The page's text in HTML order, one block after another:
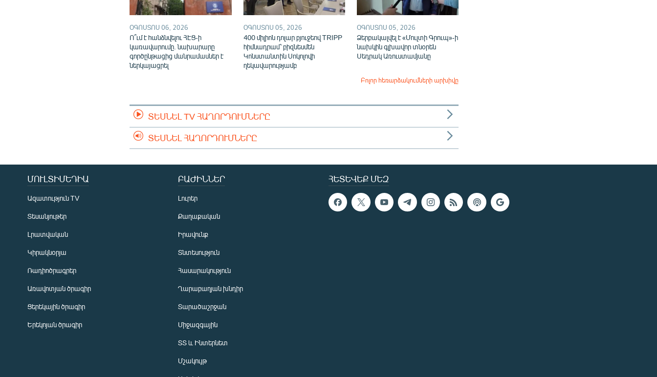
ՕԳՈՍՏՈՍ 06, 2026
Ո՞ւմ է հանձնվելու ՀԷՑ-ի
կառավարումը. նախարարը
գործընթացից մանրամասներ է
ներկայացրել
ՕԳՈՍՏՈՍ 05, 2026
400 միլիոն դոլար բյուջեով TRIPP
հիմնադրամ՝ բիզնեսմեն
Կոնստանտին Սոկոլովի
ղեկավարությամբ
ՕԳՈՍՏՈՍ 05, 2026
Ձերբակալվել է «Մուլտի Գրուպ»-ի
նախկին գլխավոր տնօրեն
Սեդրակ Առուստամյանը
Բոլոր հեռարձակումների արխիվը
ՏԵՍՆԵԼ TV ՀԱՂՈՐԴՈՒՄՆԵՐԸ
ՏԵՍՆԵԼ ՀԱՂՈՐԴՈՒՄՆԵՐԸ
ՀԵՏԵՎԵՔ ՄԵԶ
ՄՈՒԼՏԻՄԵԴԻԱ
Ազատություն TV
Տեսանյութեր
Լրատվական
Կիրակնօրյա
Ռադիոծրագրեր
Առավոտյան ծրագիր
Ցերեկային ծրագիր
Երեկոյան ծրագիր
ԲԱԺԻՆՆԵՐ
Լուրեր
Քաղաքական
Իրավունք
Տնտեսություն
Հասարակություն
Ղարաբաղյան խնդիր
Տարածաշրջան
Միջազգային
ՏՏ և Ինտերնետ
Մշակույթ